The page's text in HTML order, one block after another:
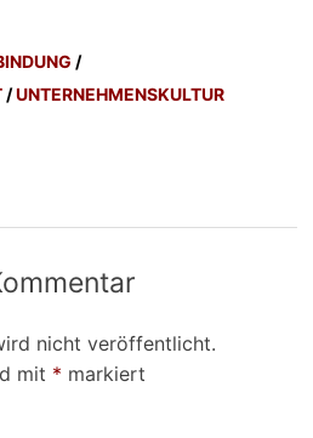
/
/UNTERNEHMENSKULTUR
nicht veröffentlicht.
mit * markiert